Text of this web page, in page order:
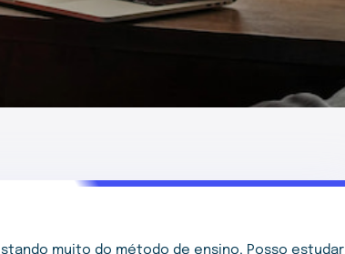
muito do método de ensino. Posso estudar